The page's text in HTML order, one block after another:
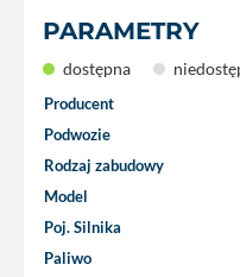
PARAMETRY
dostępna
Producent
Podwozie
Rodzaj zabudowy
Model
Poj. Silnika
Paliwo